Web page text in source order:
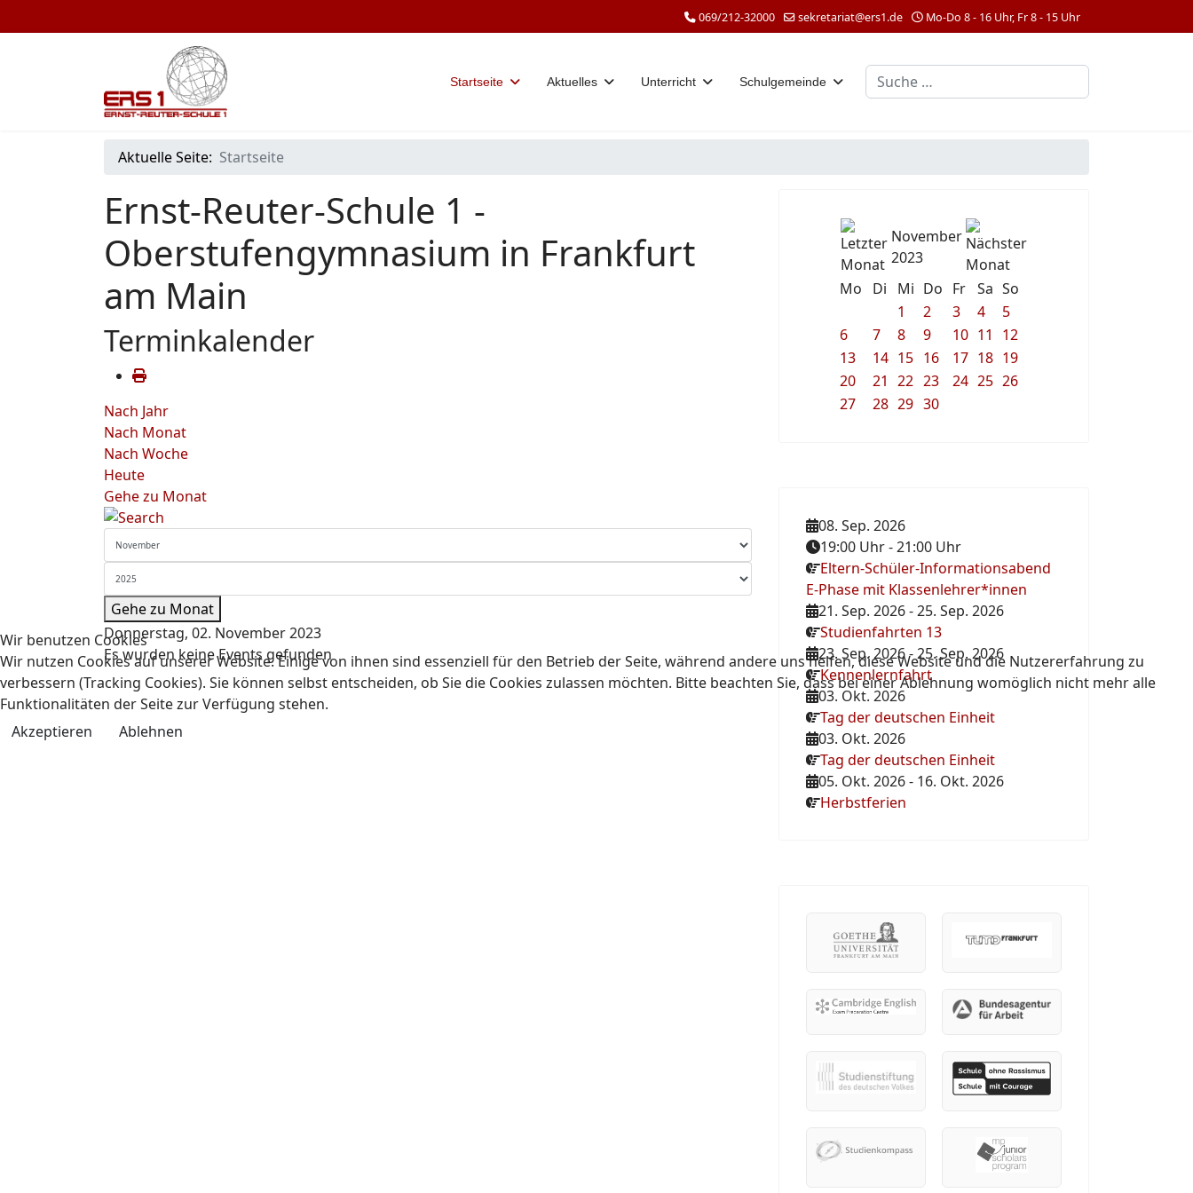
069/212-32000 sekretariat@ers1.de Mo-Do 8 - 16 Uhr, Fr 8 - 15 Uhr
Startseite Aktuelles Unterricht Schulgemeinde Suchen
Aktuelle Seite: Startseite
Ernst-Reuter-Schule 1 -
Oberstufengymnasium in Frankfurt
am Main
Terminkalender
Nach Jahr
Nach Monat
Nach Woche
Heute
Gehe zu Monat
Gehe zu Monat
Donnerstag, 02. November 2023
Es wurden keine Events gefunden
November
2023
Mo
Di Mi Do Fr Sa So
1
2 3 4
5
6
7 8 9 10 11
12
13
14 15 16 17 18 19
20
21 22 23 24 25 26
27
28 29 30
08. Sep. 2026
19:00 Uhr-21:00 Uhr
Eltern-Schüler-Informationsabend
E-Phase mit Klassenlehrer*innen
21. Sep. 2026-25. Sep. 2026
Studienfahrten 13
23. Sep. 2026-25. Sep. 2026
Kennenlernfahrt
03. Okt. 2026
Tag der deutschen Einheit
03. Okt. 2026
Tag der deutschen Einheit
05. Okt. 2026- 16. Okt. 2026
Herbstferien
Wir benutzen Cookies
Wir nutzen Cookies auf unserer Website. Einige von ihnen sind essenziell für den Betrieb der Seite, während andere uns helfen, diese Website und die Nutzererfahrung zu
verbessern (Tracking Cookies). Sie können selbst entscheiden, ob Sie die Cookies zulassen möchten. Bitte beachten Sie, dass bei einer Ablehnung womöglich nicht mehr alle
Funktionalitäten der Seite zur Verfügung stehen.
Akzeptieren
Ablehnen